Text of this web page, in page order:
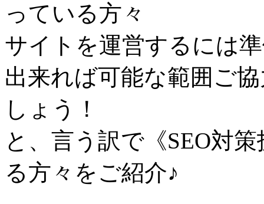
っている方々
サイトを運営するには
出来れば可能な範囲ご
しょう！
と、言う訳で《SEO対
る方々をご紹介♪